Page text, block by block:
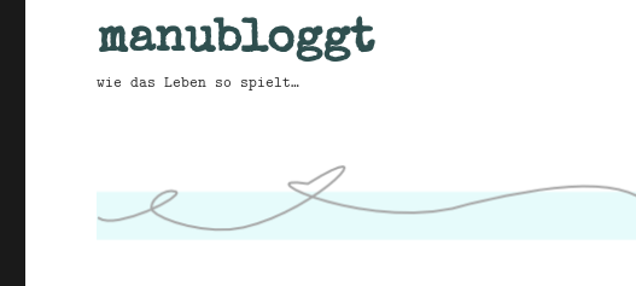
manubloggt
wie das Leben so spielt…